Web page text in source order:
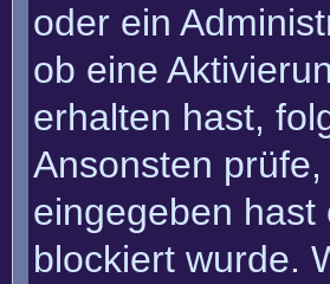
oder ein
ob eine
erhalten hast,
Ansonsten
eingegeben
blockiert wurde.